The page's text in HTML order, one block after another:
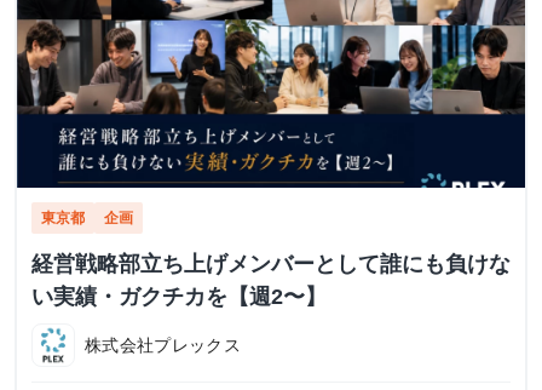
東京都 企画
経営戦略部立ち上げメンバーとして誰にも負けな
い実績・ガクチカを【週2〜】
株式会社プレックス